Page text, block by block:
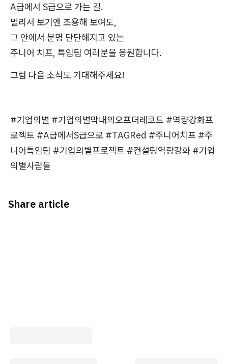
A급에서 S급으로 가는 길.
멀리서 보기엔 조용해 보여도,
그 안에서 분명 단단해지고 있는
주니어 치프, 특임팀 여러분을 응원합니다.
그럼 다음 소식도 기대해주세요!
#기업의별 #기업의별막내의오프더레코드 #역량강화프
로젝트 #A급에서S급으로 #TAGRed #주니어치프 #주
니어특임팀 #기업의별프로젝트 #컨설팅역량강화 #기업
의별사람들
Share article